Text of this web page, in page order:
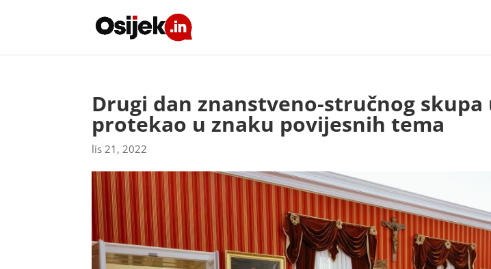
Drugi dan znanstveno-stručnog skupa
protekao u znaku povijesnih tema
lis 21, 2022